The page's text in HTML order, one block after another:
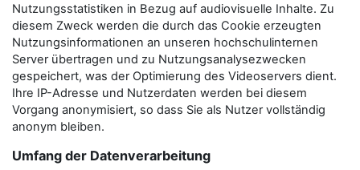
Nutzungsstatistiken in Bezug auf audiovisuelle Inhalte. Zu
diesem Zweck werden die durch das Cookie erzeugten
Nutzungsinformationen an unseren hochschulinternen
Server übertragen und zu Nutzungsanalysezwecken
gespeichert, was der Optimierung des Videoservers dient.
Ihre IP-Adresse und Nutzerdaten werden bei diesem
Vorgang anonymisiert, so dass Sie als Nutzer vollständig
anonym bleiben.
Umfang der Datenverarbeitung